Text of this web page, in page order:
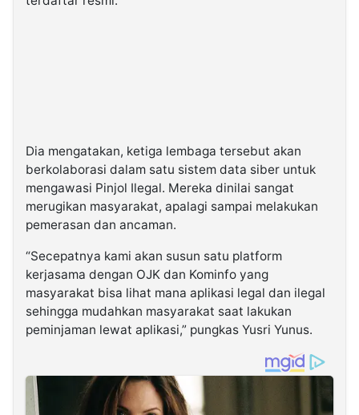
Dia mengatakan, ketiga lembaga tersebut akan
berkolaborasi dalam satu sistem data siber untuk
mengawasi Pinjol Ilegal. Mereka dinilai sangat
merugikan masyarakat, apalagi sampai melakukan
pemerasan dan ancaman.
“Secepatnya kami akan susun satu platform
kerjasama dengan OJK dan Kominfo yang
masyarakat bisa lihat mana aplikasi legal dan ilegal
sehingga mudahkan masyarakat saat lakukan
peminjaman lewat aplikasi,” pungkas Yusri Yunus.